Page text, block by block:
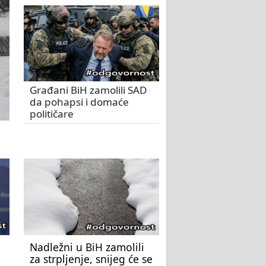
Građani BiH zamolili SAD
da pohapsi i domaće
političare
Nadležni u BiH zamolili
za strpljenje, snijeg će se